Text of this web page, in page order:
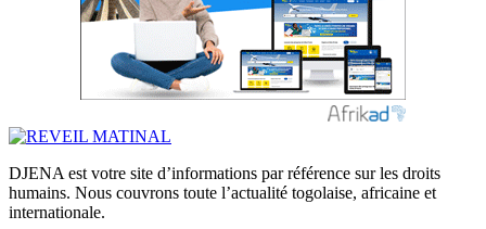
DJENA est votre site d’informations par référence sur les droits
humains. Nous couvrons toute l’actualité togolaise, africaine et
internationale.